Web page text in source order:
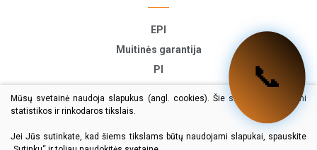
EPI
Muitinės garantija
PI
Mūsų svetainė naudoja slapukus (angl. cookies). Šie slapukai naudojami
statistikos ir rinkodaros tikslais.
Jei Jūs sutinkate, kad šiems tikslams būtų naudojami slapukai, spauskite
📞